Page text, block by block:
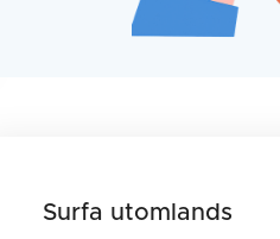
Surfa utomlands